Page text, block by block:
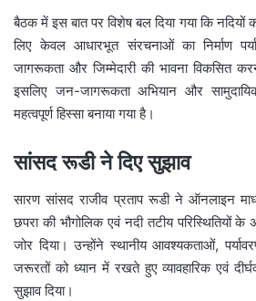
बैठक में इस बात पर विशेष बल दिया गया कि
लिए केवल आधारभूत संरचनाओं का निर्माण
जागरूकता और जिम्मेदारी की भावना विकसित
इसलिए जन-जागरूकता अभियान और
महत्वपूर्ण हिस्सा बनाया गया है।
सांसद रूडी ने दिए सुझाव
सारण सांसद राजीव प्रताप रूडी ने ऑनलाइन
छपरा की भौगोलिक एवं नदी तटीय परिस्थितियों
जोर दिया। उन्होंने स्थानीय आवश्यकताओं,
जरूरतों को ध्यान में रखते हुए व्यावहारिक एवं
सुझाव दिया।